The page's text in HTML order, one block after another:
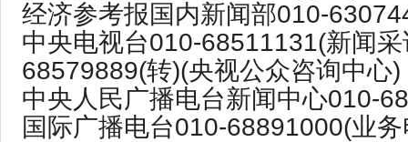
经济参考报国内新闻部010-
中央电视台010-68511131(新闻
68579889(转)(央视公众咨询中心)
中央人民广播电台新闻中心010-
国际广播电台010-68891000(业